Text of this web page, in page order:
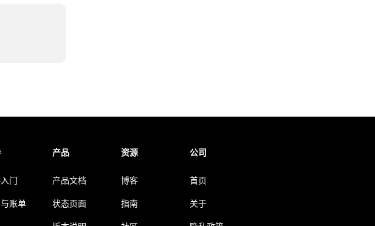
门
账单
产品
产品文档
状态页面
资源
博客
指南
公司
首页
关于